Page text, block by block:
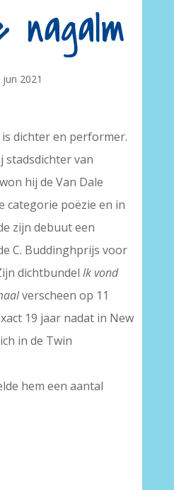
nagalm
jun 2021
dichter en performer.
stadsdichter van
hij de Van Dale
categorie poëzie en in
zijn debuut een
C. Buddinghprijs voor
dichtbundel Ik vond
verscheen op 11
19 jaar nadat in New
in de Twin
hem een aantal